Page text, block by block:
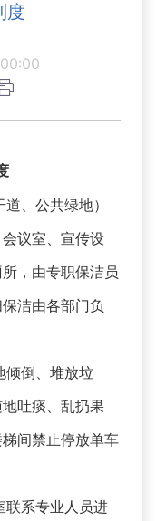
度
、公共绿地）
议室、宣传设
，由专职保洁员
洁由各部门负
倒、堆放垃
吐痰、乱扔果
间禁止停放单车
系专业人员进